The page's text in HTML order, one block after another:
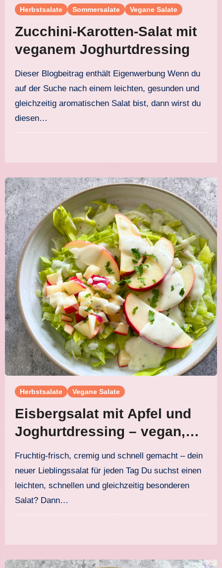
Herbstsalate Sommersalate Vegane Salate
Zucchini-Karotten-Salat mit
veganem Joghurtdressing
Dieser Blogbeitrag enthält Eigenwerbung Wenn du
auf der Suche nach einem leichten, gesunden und
gleichzeitig aromatischen Salat bist, dann wirst du
diesen…
Herbstsalate Vegane Salate
Eisbergsalat mit Apfel und
Joghurtdressing – vegan,
frisch und blitzschnell
gemacht
Fruchtig-frisch, cremig und schnell gemacht – dein
neuer Lieblingssalat für jeden Tag Du suchst einen
leichten, schnellen und gleichzeitig besonderen
Salat? Dann…